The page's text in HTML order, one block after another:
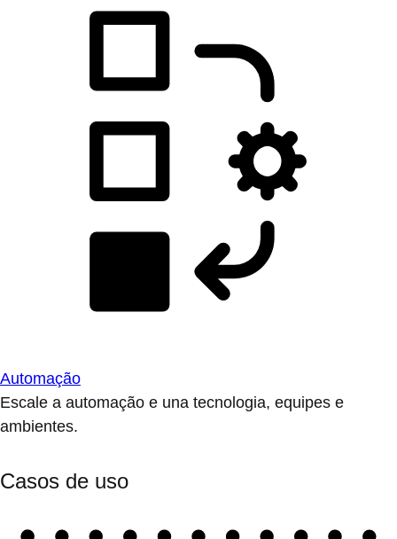
Automação
Escale a automação e una tecnologia, equipes e
ambientes.
Casos de uso